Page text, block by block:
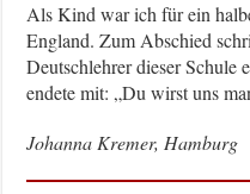
Als Kind war ich für ein
England. Zum Abschied
Deutschlehrer dieser Schule
endete mit: „Du wirst uns
Johanna Kremer, Hamburg